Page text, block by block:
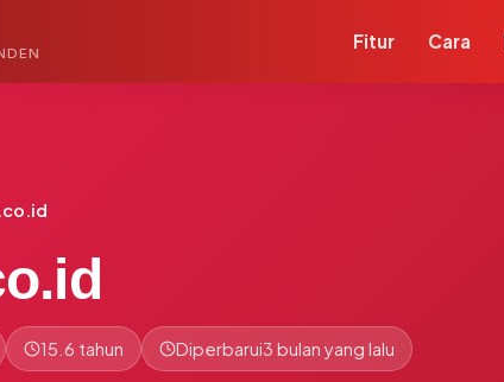
Fitur Cara
15.6 tahun Diperbarui3 bulan yang lalu